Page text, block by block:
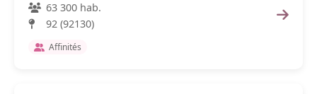
63 300 hab.
92 (92130)
Affinités